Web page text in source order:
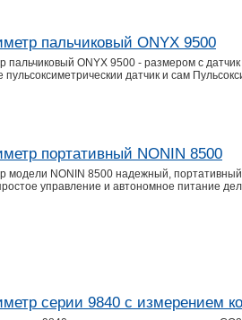
пальчиковый ONYX 9500
пальчиковый ONYX 9500 - размером с
пульсоксиметрическии датчик и сам
портативный NONIN 8500
модели NONIN 8500 надежный,
управление и автономное питание
серии 9840 с измерением